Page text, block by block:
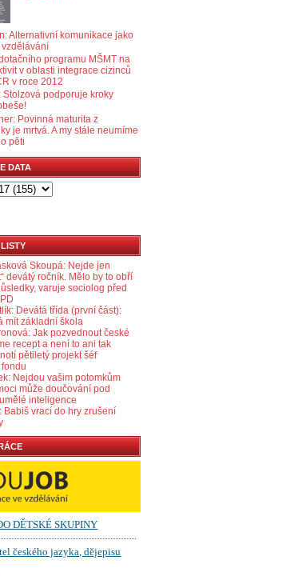
Alternativní komunikace jako
programu MŠMT na
v oblasti integrace cizinců
v roce 2012
Stolzová podporuje kroky
Povinná maturita z
je mrtvá. A my stále neumíme
pěti
DATA
Skoupá: Nejde jen
devátý ročník. Mělo by to obří
varuje sociolog před
Devátá třída (první část):
mít základní škola
Jak pozvednout české
recept a není to ani tak
pětiletý projekt šéf
Nejdou vašim potomkům
může doučování pod
inteligence
Babiš vrací do hry zrušení